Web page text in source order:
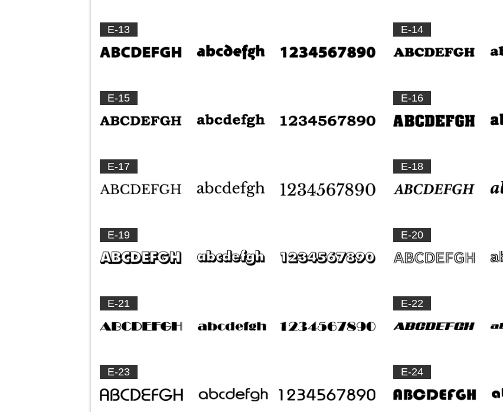
E-13 E-14
E-15 E-16
E-17 E-18
E-19 E-20
E-21 E-22
E-23 E-24